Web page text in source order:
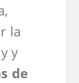
la
y
de